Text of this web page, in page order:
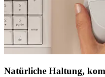
Natürliche Haltung,